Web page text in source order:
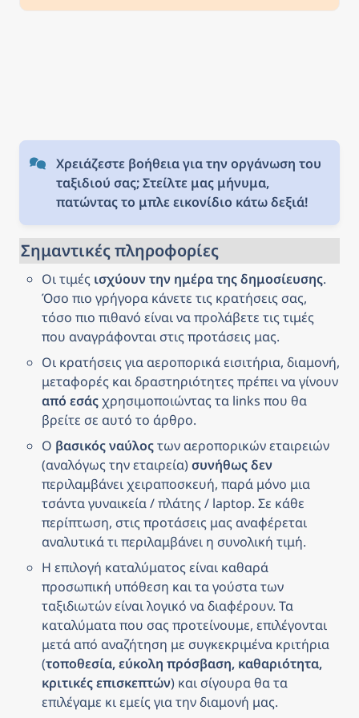
everything from historical sites like
Χρειάζεστε βοήθεια για την οργάνωση του
ταξιδιού σας; Στείλτε μας μήνυμα,
πατώντας το μπλε εικονίδιο κάτω δεξιά!
Σημαντικές πληροφορίες
Οι τιμές ισχύουν την ημέρα της δημοσίευσης.
Όσο πιο γρήγορα κάνετε τις κρατήσεις σας,
τόσο πιο πιθανό είναι να προλάβετε τις τιμές
που αναγράφονται στις προτάσεις μας.
Οι κρατήσεις για αεροπορικά εισιτήρια, διαμονή,
από εσάς χρησιμοποιώντας τα links που θα
βρείτε σε αυτό το άρθρο.
Ο βασικός ναύλος των αεροπορικών εταιρειών
(αναλόγως την εταιρεία) συνήθως δεν
περιλαμβάνει χειραποσκευή, παρά μόνο μια
τσάντα γυναικεία / πλάτης / laptop. Σε κάθε
περίπτωση, στις προτάσεις μας αναφέρεται
αναλυτικά τι περιλαμβάνει η συνολική τιμή.
Η επιλογή καταλύματος είναι καθαρά
προσωπική υπόθεση και τα γούστα των
ταξιδιωτών είναι λογικό να διαφέρουν. Τα
καταλύματα που σας προτείνουμε, επιλέγονται
μετά από αναζήτηση με συγκεκριμένα κριτήρια
(τοποθεσία, εύκολη πρόσβαση, καθαριότητα,
κριτικές επισκεπτών) και σίγουρα θα τα
επιλέγαμε κι εμείς για την διαμονή μας.